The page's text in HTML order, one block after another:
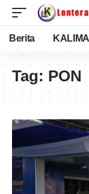
Berita
Tag: PON